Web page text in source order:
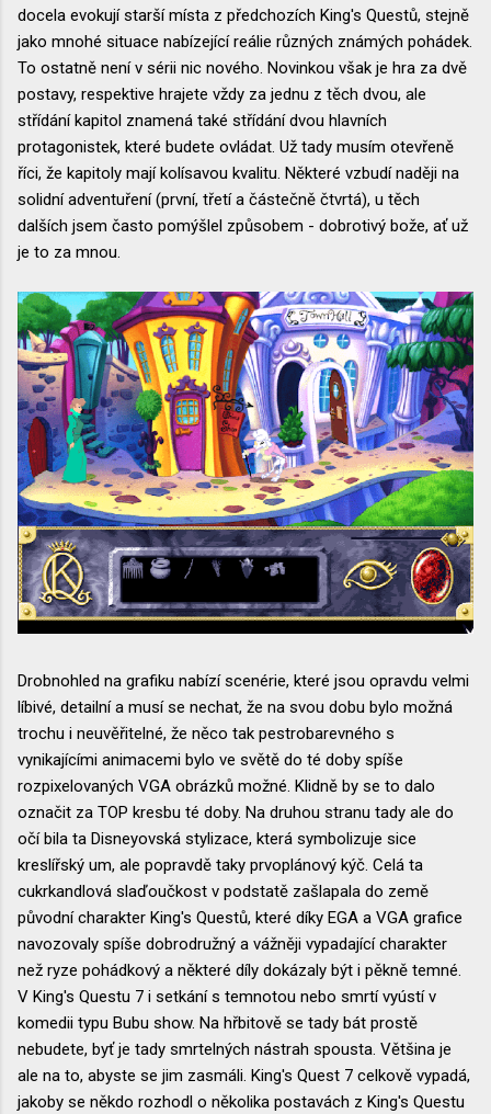
docela evokují starší místa z předchozích King's Questů, stejně
jako mnohé situace nabízející reálie různých známých pohádek.
To ostatně není v sérii nic nového. Novinkou však je hra za dvě
postavy, respektive hrajete vždy za jednu z těch dvou, ale
střídání kapitol znamená také střídání dvou hlavních
protagonistek, které budete ovládat. Už tady musím otevřeně
říci, že kapitoly mají kolísavou kvalitu. Některé vzbudí naději na
solidní adventuření (první, třetí a částečně čtvrtá), u těch
dalších jsem často pomýšlel způsobem - dobrotivý bože, ať už
je to za mnou.
Drobnohled na grafiku nabízí scenérie, které jsou opravdu velmi
líbivé, detailní a musí se nechat, že na svou dobu bylo možná
trochu i neuvěřitelné, že něco tak pestrobarevného s
vynikajícími animacemi bylo ve světě do té doby spíše
rozpixelovaných VGA obrázků možné. Klidně by se to dalo
označit za TOP kresbu té doby. Na druhou stranu tady ale do
očí bila ta Disneyovská stylizace, která symbolizuje sice
kreslířský um, ale popravdě taky prvoplánový kýč. Celá ta
cukrkandlová slaďoučkost v podstatě zašlapala do země
původní charakter King's Questů, které díky EGA a VGA grafice
navozovaly spíše dobrodružný a vážněji vypadající charakter
než ryze pohádkový a některé díly dokázaly být i pěkně temné.
V King's Questu 7 i setkání s temnotou nebo smrtí vyústí v
komedii typu Bubu show. Na hřbitově se tady bát prostě
nebudete, byť je tady smrtelných nástrah spousta. Většina je
ale na to, abyste se jim zasmáli. King's Quest 7 celkově vypadá,
jakoby se někdo rozhodl o několika postavách z King's Questu